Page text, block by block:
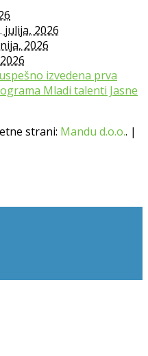
julija, 2026
2026
izvedena prva
Mladi talenti Jasne
strani: Mandu d.o.o.. |